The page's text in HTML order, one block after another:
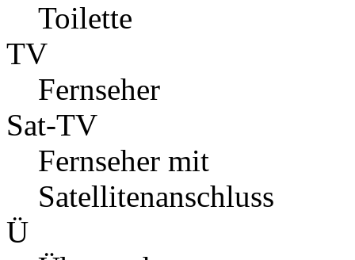
Toilette
TV
Fernseher
Sat-TV
Fernseher mit
Satellitenanschluss
Ü